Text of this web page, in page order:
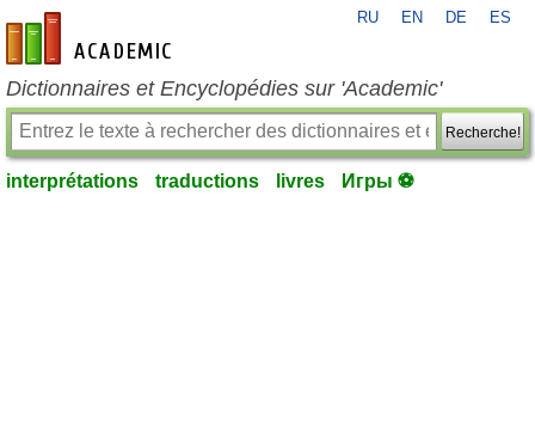
fr-academic.com
RU EN DE ES
Dictionnaires et Encyclopédies sur 'Academic'
Recherche!
interprétations traductions livres Игры ⚽